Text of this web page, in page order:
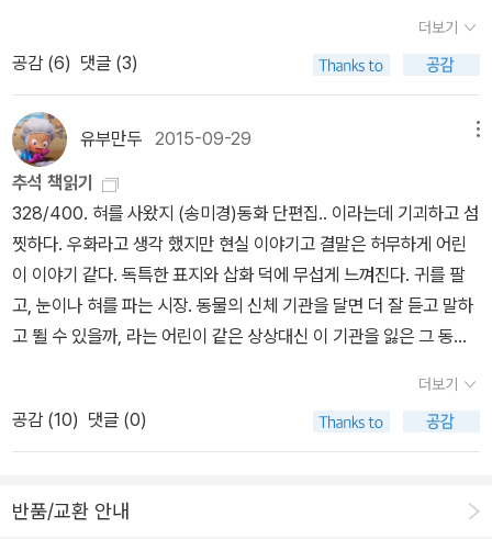
먹는 걸 즐겼던 엄마, 지우개를 먹다 최근에는 더한 것을 먹기 시작한
침 4단 찬합에 도시락을 싸서 가족은 소풍을 떠났다. 4단 도시락에
들어 있는 메뉴를 이제 더이상 엽기적이라고 말하지 않겠다. 자신의
메뉴를 권하거나 강요하지 않으면 모두 맛있는 식사를 할 수 있
다. 『지구는 동그랗고』는 내게 너무 어려웠다. 그들을 실제 인물로 머
리 속에 그려보니 왜 이렇게 가슴이 아픈지 모르겠다. 아마도 그건 작
가가 바라는 바는 아닐 것이다. 나도 세상을 다 산 것은 아니어서 때로
는 이해가 안되거나 별로 이해하고 싶지가 않은 상황이 있다.『아빠의
집으로』를 읽을 때는 엄마의 심정으로 읽을 수밖에 없었는데, 그래서
젤 가슴아픈 작품이었다. 걱정스러웠다. 앞으로 잘 살겠지?『아무 말
우만 듣는 그 '바보' 라는 소리에 꽂혔다. 수민이는 아무 말을 안했을
수도 있지만 병우의 감각은 분명히 그 소리를 들었던 거다. 그럴 수도
있겠구나... 억지를 쓴다고 다그치기만 할 게 아니라 얘기를 들어줘야
낄 때 자신이 안전하다고 느끼는데 이것이 충족이 안되면 생존을 위
죽어도 이렇게 슬프지는 않을 거라는 생각에 더 슬퍼졌다. 나는 아줌
걸 아줌마에게 보여 주고 싶었기 때문이다. 하지만 생각처럼 눈물이
펑펑 쏟아져 나오지 않았다. 144 눈물은 눈에서 나는 게 아니라 배
속 깊은 곳에서부터 솟아오른다는 것을 나는 그때 처음 알았다. 눈물
은 배에서 끓어오르다가 가슴을 뜨겁게 달구고 목구멍에서 눈물을 퍼
올렸다. 한동안 차가운 철 대문을 붙잡고 울고 나니 몸이 나비처럼 가
볍게 느껴졌다. 164 일곱 편의 단편 모두 훌륭하지만 나는 이 두편이
오래 여운으로 남았다. 아이들이 읽기에는 너무 어두운 주제가 아닌
가 생각하다가 아이들에게 행복한 감정만을 가르치는 것이 좋은 건
아니다라는 결론을 낸다. 아이들과 이야기하다보면 풍족한 물질 뒤에
문에 아이들은 마음이 아프다. 엄마와 아빠는 몰래 못을 씹어 먹으면
서 돌을 씹는 아이를 통제하려 한다. 혀를 산 아이는 골고루 먹으라고
강요하는 엄마에게 엄마는 어렸을 때 골고루 먹었는지 묻는다. 엄마
이 되었느냐는 질문에 말이 막히고 만다. 우리 아이들도 엄마에게 수
를 데리러 온 고양이 부부>를 읽고 나서는 역시나, 이 책은 막내가 아
니라 바로 나를 위한 책이라고 결론내렸다. 이야기는 깊고 진하고 멋
지다. 잔인하고 강한데 나를 흔들기도 했다. 단순히 동화라는 틀에서
만 생각하기에는 너무나 큰 폭을 보여주는 이야기인데 등장하는 어린
이들이 덤덤하고 쿨하게 생활하고 있어서 놀랍다. 이 이야기가 어떤
비밀의 문을 열어버리는 기분이 들어서 막내에게 권하기가 조심스럽
다. 그냥 나 혼자 가끔씩 몰래 읽어야겠다. 멋져서 나 혼자만 알아 두
고싶다. 송.미.경. 선생님.
더보기
공감 (6) 댓글 (3)
유부만두 2015-09-29
추석 책읽기
328/400. 혀를 사왔지 (송미경)동화 단편집.. 이라는데 기괴하고 섬
찟하다. 우화라고 생각 했지만 현실 이야기고 결말은 허무하게 어린
이 이야기 같다. 독특한 표지와 삽화 덕에 무섭게 느껴진다. 귀를 팔
고, 눈이나 혀를 파는 시장. 동물의 신체 기관을 달면 더 잘 듣고 말하
고 뛸 수 있을까, 라는 어린이 같은 상상대신 이 기관을 잃은 그 동물
를 한 건지도 모른다.329/400. 여울물 소리 (황석영)3년 전 사재기
논란으로 작가가 절판 시켰던 소설인데 출판사를 옮겨 개정판으로 나
왔다. 여울물 소리, 세월과 역사가 흐르는 소리를 담았고 그 배경은 조
사건들이 줄지어 일어나며 천지가 요동치는 것을 이야기꾼과 소리꾼
더보기
공감 (10) 댓글 (0)
반품/교환 안내